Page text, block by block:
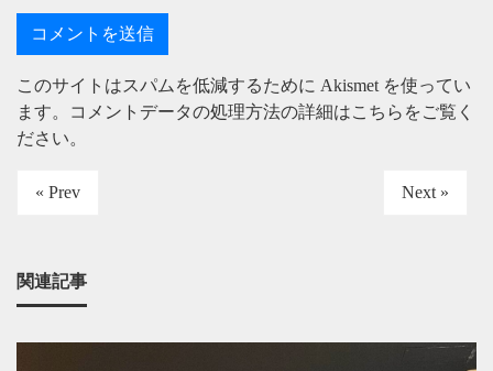
このサイトはスパムを低減するために Akismet を使ってい
ます。
コメントデータの処理方法の詳細はこちらをご覧く
ださい。
« Prev Next »
関連記事